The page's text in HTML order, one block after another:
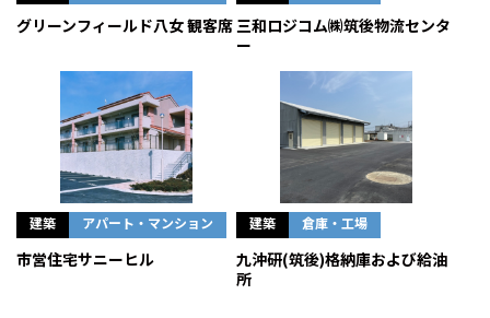
グリーンフィールド八女 観客席 三和ロジコム㈱筑後物流センタ
ー
建築 アパート・マンション
市営住宅サニーヒル
建築 倉庫・工場
九沖研(筑後)格納庫および給油
所